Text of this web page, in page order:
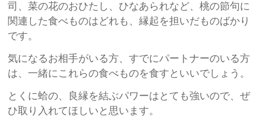
司、菜の花のおひたし、ひなあられなど、桃の節句に
関連した食べものはどれも、縁起を担いだものばかり
です。
気になるお相手がいる方、すでにパートナーのいる方
は、一緒にこれらの食べものを食すといいでしょう。
とくに蛤の、良縁を結ぶパワーはとても強いので、ぜ
ひ取り入れてほしいと思います。